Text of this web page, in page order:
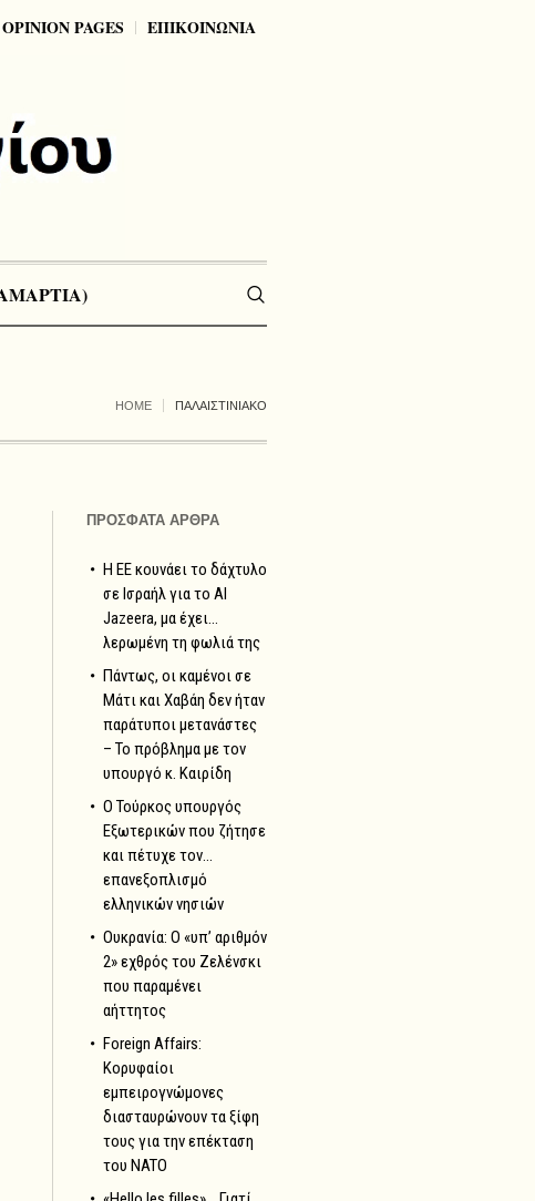
PAGES ΕΠΙΚΟΙΝΩΝΙΑ
HOME ΠΑΛΑΙΣΤΙΝΙΑΚΟ
ΠΡΟΣΦΑΤΑ ΑΡΘΡΑ
Η ΕΕ κουνάει το δάχτυλο
σε Ισραήλ για το Al
Jazeera, μα έχει…
λερωμένη τη φωλιά της
Πάντως, οι καμένοι σε
Μάτι και Χαβάη δεν ήταν
παράτυποι μετανάστες
– Το πρόβλημα με τον
υπουργό κ. Καιρίδη
Ο Τούρκος υπουργός
Εξωτερικών που ζήτησε
και πέτυχε τον…
επανεξοπλισμό
ελληνικών νησιών
Ουκρανία: Ο «υπ’ αριθμόν
2» εχθρός του Ζελένσκι
που παραμένει
αήττητος
Foreign Affairs:
Κορυφαίοι
εμπειρογνώμονες
διασταυρώνουν τα ξίφη
τους για την επέκταση
του NATO